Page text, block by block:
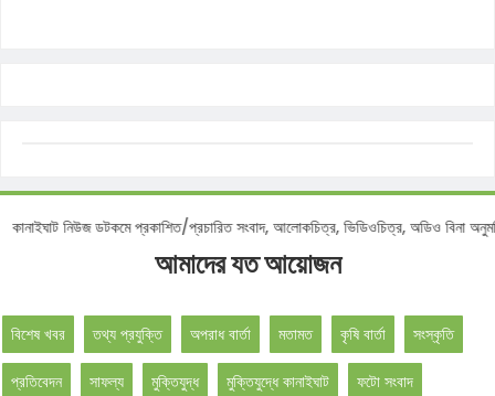
:কানাইঘাট নিউজ ডটকমে প্রকাশিত/প্রচারিত সংবাদ, আলোকচিত্র, ভিডিওচিত্র, অডিও
আমাদের যত আয়োজন
বিশেষ খবর তথ্য প্রযুক্তি অপরাধ বার্তা মতামত কৃষি বার্তা সংস্কৃতি
প্রতিবেদন সাফল্য মুক্তিযুদ্ধ মুক্তিযুদ্ধে কানাইঘাট ফটো সংবাদ